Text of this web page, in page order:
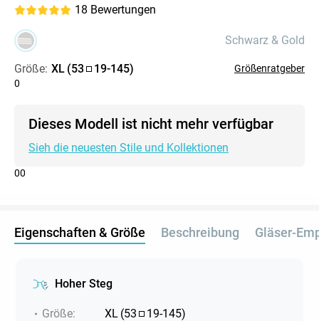
18 Bewertungen
Schwarz & Gold
Größe: XL (53 19-145)
Größenratgeber
0
Dieses Modell ist nicht mehr verfügbar
Sieh die neuesten Stile und Kollektionen
00
Eigenschaften & Größe Beschreibung Gläser-
Hoher Steg
Größe: XL (53 19-145)